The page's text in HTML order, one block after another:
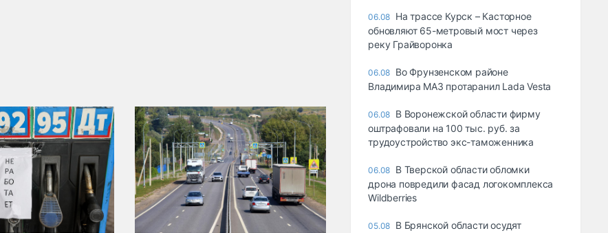
06.08 На трассе Курск – Касторное
обновляют 65-метровый мост через
реку Грайворонка
06.08 Во Фрунзенском районе
Владимира МАЗ протаранил Lada Vesta
06.08 В Воронежской области фирму
оштрафовали на 100 тыс. руб. за
трудоустройство экс-таможенника
06.08 В Тверской области обломки
дрона повредили фасад логокомплекса
Wildberries
05.08 В Брянской области осудят